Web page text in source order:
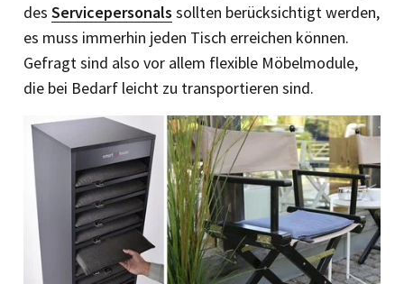
des Servicepersonals sollten berücksichtigt werden,
es muss immerhin jeden Tisch erreichen können.
Gefragt sind also vor allem flexible Möbelmodule,
die bei Bedarf leicht zu transportieren sind.